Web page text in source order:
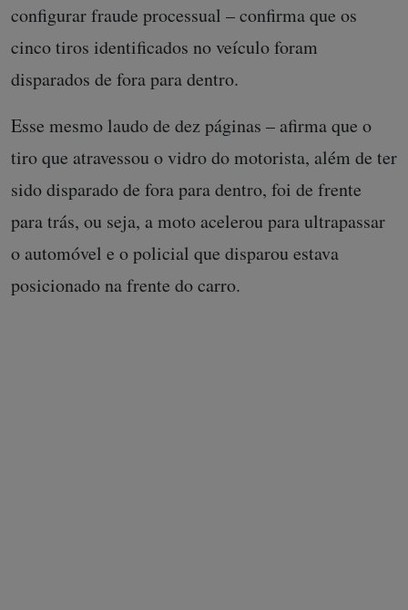
configurar fraude processual – confirma que os
cinco tiros identificados no veículo foram
disparados de fora para dentro.
Esse mesmo laudo de dez páginas – afirma que o
tiro que atravessou o vidro do motorista, além de ter
sido disparado de fora para dentro, foi de frente
para trás, ou seja, a moto acelerou para ultrapassar
o automóvel e o policial que disparou estava
posicionado na frente do carro.